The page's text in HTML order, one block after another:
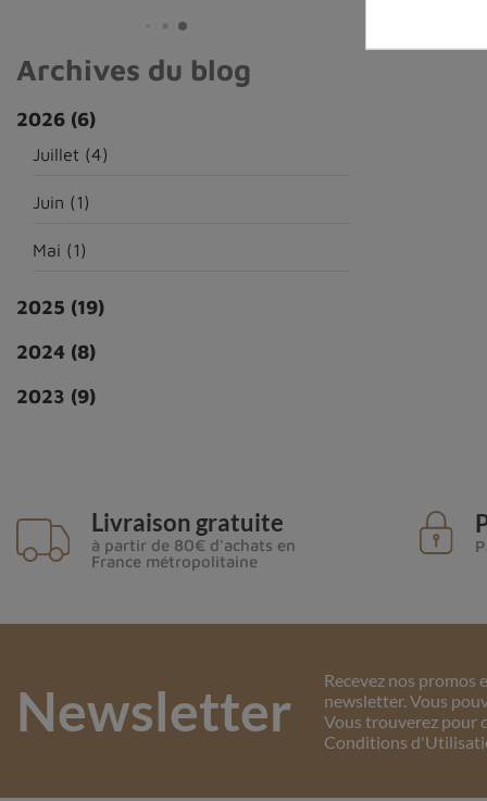
Archives du blog
2026 (6)
Juillet (4)
Juin (1)
Mai (1)
2025 (19)
2024 (8)
2023 (9)
Livraison gratuite
à partir de 80€ d'achats en
France métropolitaine
Newsletter
Recevez nos promos
newsletter. Vous
Vous trouverez pour
Conditions